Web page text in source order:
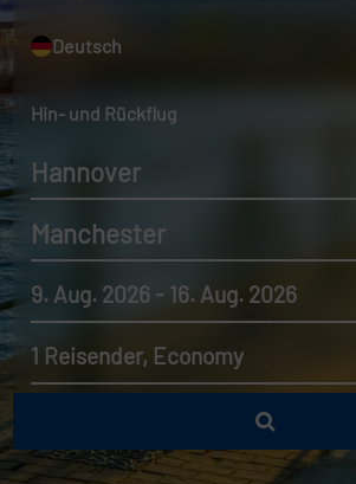
Deutsch
Hin- und Rückflug
Hannover
Manchester
9. Aug. 2026 - 16. Aug. 2026
1 Reisender, Economy